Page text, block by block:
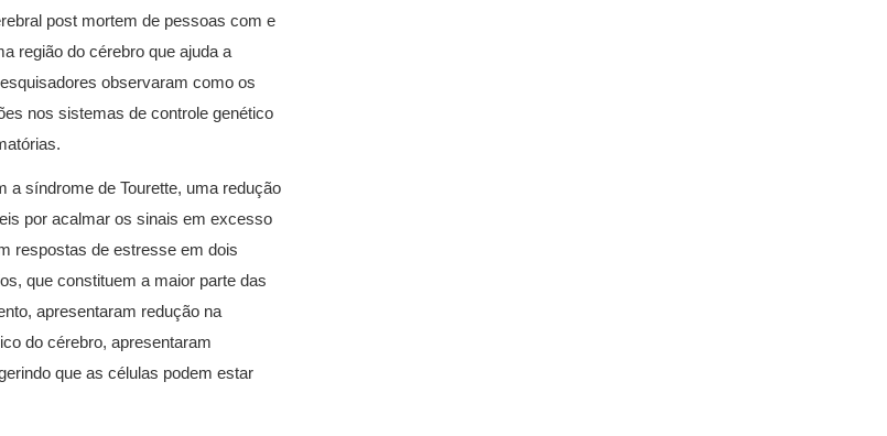
post mortem de pessoas com e
região do cérebro que ajuda a
observaram como os
nos sistemas de controle genético
a síndrome de Tourette, uma redução
por acalmar os sinais em excesso
respostas de estresse em dois
que constituem a maior parte das
apresentaram redução na
do cérebro, apresentaram
que as células podem estar